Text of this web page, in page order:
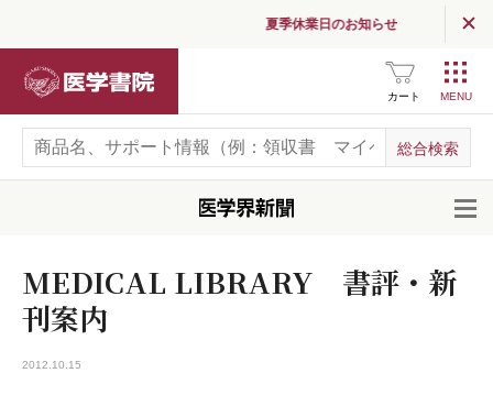
夏季休業日のお知らせ
カート
MEDICAL LIBRARY 書評・新
刊案内
2012.10.15